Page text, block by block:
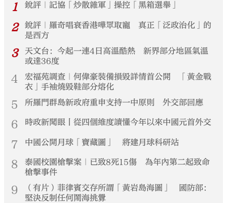
1
銳評｜記協「炒散雜軍」操控「黑箱選舉」
2
銳評｜羅奇唱衰香港嘩眾取寵 真正「泛政治化」的
是西方
3
天文台：今起一連4日高溫酷熱 新界部分地區氣溫
或達36度
4
宏福苑調查｜何偉豪裝備損毀詳情首公開 「黃金戰
衣」手袖燒毀鞋部分熔化
5 所羅門群島新政府重申支持一中原則 外交部回應
6 時政新聞眼丨從四個維度讀懂今年以來中國元首外交
7 中國公開月球「寶藏圖」 將建月球科研站
8
泰國校園槍擊案｜已致8死15傷 為年內第二起致命
槍擊事件
9
（有片）菲律賓交存所謂「黃岩島海圖」 國防部：
堅決反制任何鬧海挑釁